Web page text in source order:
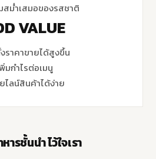
สม่ำเสมอของรสชาติ
VALUE
ราคาขายได้สูงขึ้น
มกำไรต่อเมนู
ไลน์สินค้าได้ง่าย
ารชั้นนำ ไว้ใจเรา